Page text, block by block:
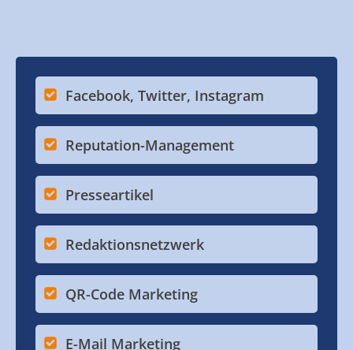
Facebook, Twitter, Instagram
Reputation-Management
Presseartikel
Redaktionsnetzwerk
QR-Code Marketing
E-Mail Marketing